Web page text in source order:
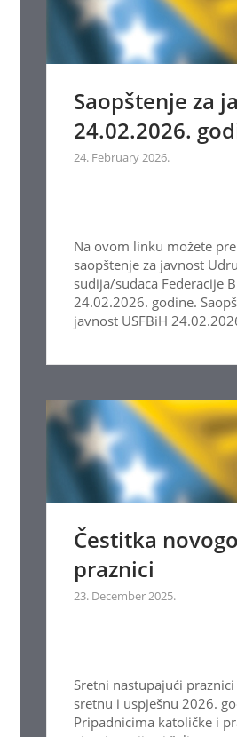
Saopštenje za
24.02.2026.
24. February 2026.
Na ovom linku možete
saopštenje za javnost
sudija/sudaca Federacije
24.02.2026. godine.
javnost USFBiH
Čestitka
praznici
23. December 2025.
Sretni nastupajući
sretnu i uspješnu 2026.
Pripadnicima katoličke i